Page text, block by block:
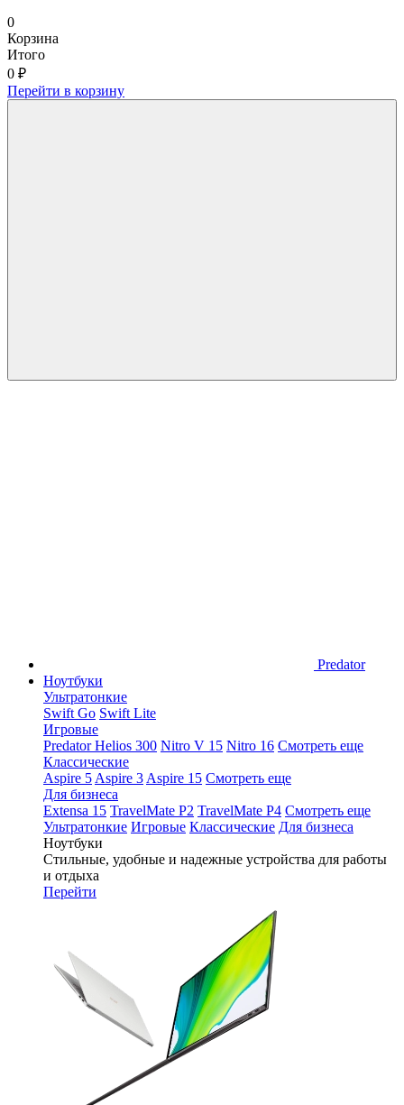
0
Корзина
Итого
0 ₽
Перейти в корзину
Predator
Ноутбуки
Ультратонкие
Swift Go Swift Lite
Игровые
Predator Helios 300 Nitro V 15 Nitro 16 Смотреть еще
Классические
Aspire 5 Aspire 3 Aspire 15 Смотреть еще
Для бизнеса
Extensa 15 TravelMate P2 TravelMate P4 Смотреть еще
Ультратонкие Игровые Классические Для бизнеса
Ноутбуки
Стильные, удобные и надежные устройства для работы
и отдыха
Перейти